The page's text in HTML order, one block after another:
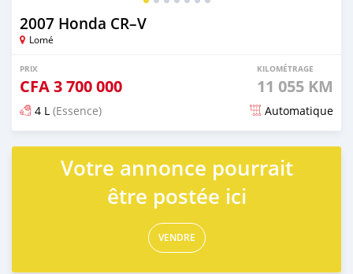
2007 Honda CR–V
Lomé
PRIX
CFA3 700 000
KILOMÉTRAGE
11 055 KM
4 L (Essence) Automatique
Publié il y a 2 mois
Votre annonce pourrait
être postée ici
VENDRE